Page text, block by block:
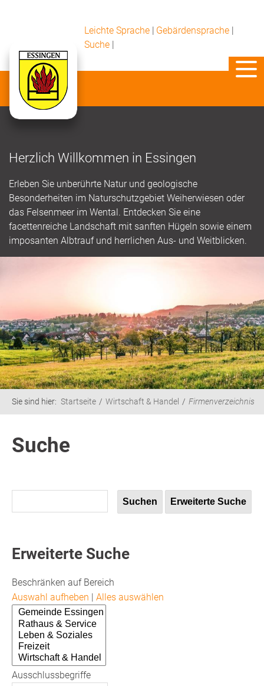
Leichte Sprache | Gebärdensprache |
Suche |
Herzlich Willkommen in Essingen
Erleben Sie unberührte Natur und geologische
Besonderheiten im Naturschutzgebiet Weiherwiesen oder
das Felsenmeer im Wental. Entdecken Sie eine
facettenreiche Landschaft mit sanften Hügeln sowie einem
imposanten Albtrauf und herrlichen Aus- und Weitblicken.
Sie sind hier: Startseite Wirtschaft & Handel Firmenverzeichnis
Suche
Suchen Erweiterte Suche
Erweiterte Suche
Beschränken auf Bereich
Auswahl aufheben
Alles auswählen
Ausschlussbegriffe